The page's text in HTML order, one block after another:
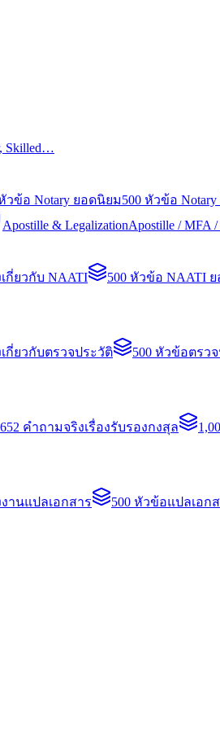
Skilled…
วข้อ Notary ยอดนิยม500 หัวข้อ
Apostille & LegalizationApostille /
กี่ยวกับ NAATI 500 หัวข้อ NAATI
กี่ยวกับตรวจประวัติ 500 หัวข้อตรว
คำถามจริงเรื่องรับรองกงสุล
านแปลเอกสาร 500 หัวข้อแปลเอก